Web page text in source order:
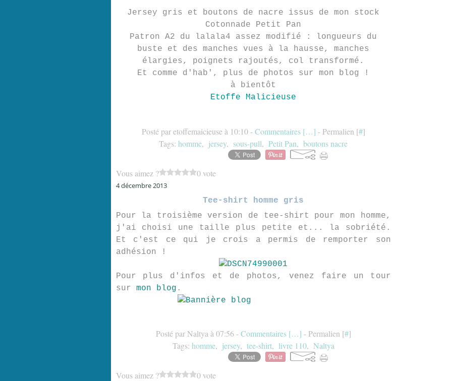
Jersey gris et boutons de nacre issus de mon stock
Cotonnade Petit Pan
Patron A2 du lalala4 assez modifié : longueurs du
buste et des manches vues à la hausse, manches
élargies, poignets rajoutés, col transformé.
Et comme d'hab', plus de photos sur mon blog !
à bientôt
Etoffe Malicieuse
Posté par etoffemaicieuse à 10:10 -Commentaires […] - Permalien [#]
Tags: homme, jersey, sous-pull, Petit Pan, boutons nacre
Vous aimez ? 0 vote
4 décembre 2013
Tee-shirt homme gris
Pour la troisième version de tee-shirt pour mon homme,
j'ai choisi une taille plus petite et... la sobriété.
Et c'est ce qui je crois a permis de remporter son
adhésion !
Pour plus d'infos et de photos, venez faire un tour
sur mon blog .
Posté par Naltya à 07:56 -Commentaires […] - Permalien [#]
Tags: homme, jersey, tee-shirt, livre 110, Naltya
Vous aimez ? 0 vote